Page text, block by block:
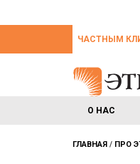
ЧАСТНЫМ
О НАС
ГЛАВНАЯ ПРО